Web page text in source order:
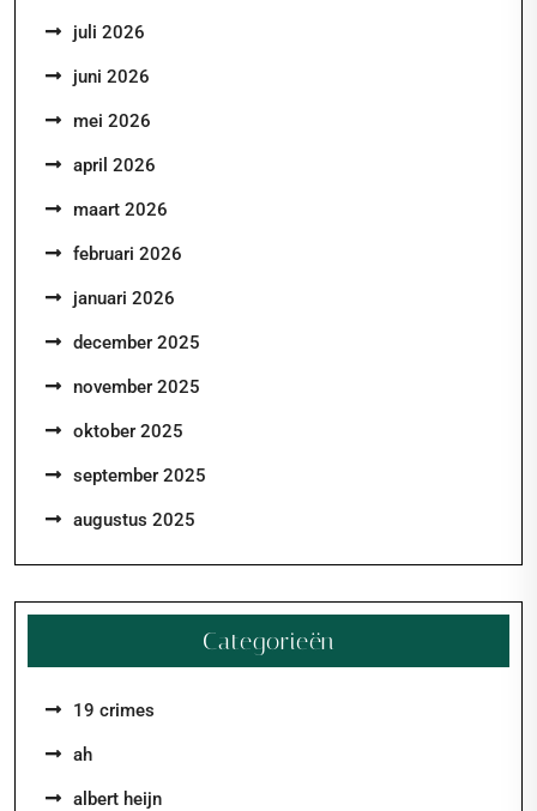
juli 2026
juni 2026
mei 2026
april 2026
maart 2026
februari 2026
januari 2026
december 2025
november 2025
oktober 2025
september 2025
augustus 2025
Categorieën
19 crimes
ah
albert heijn